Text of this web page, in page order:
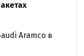
Aramco в